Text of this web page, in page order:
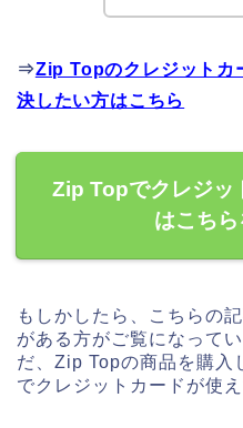
⇒Zip Topのクレジットカ
決したい方はこちら
Zip Topでクレジッ
はこち
もしかしたら、こちらの
がある方がご覧になって
だ、Zip Topの商品を購入
でクレジットカードが使